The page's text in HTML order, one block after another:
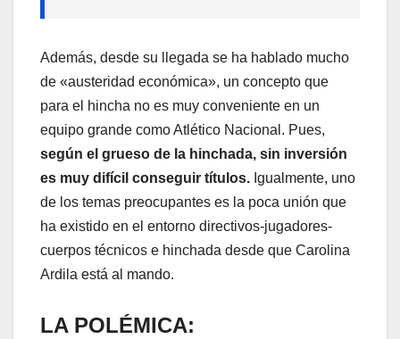
Además, desde su llegada se ha hablado mucho
de «austeridad económica», un concepto que
para el hincha no es muy conveniente en un
equipo grande como Atlético Nacional. Pues,
según el grueso de la hinchada, sin inversión
es muy difícil conseguir títulos. Igualmente, uno
de los temas preocupantes es la poca unión que
ha existido en el entorno directivos-jugadores-
cuerpos técnicos e hinchada desde que Carolina
Ardila está al mando.
LA POLÉMICA: